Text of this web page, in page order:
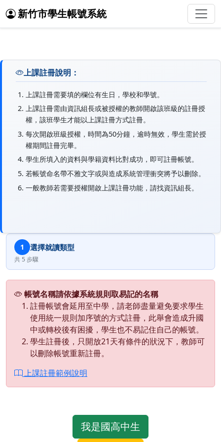
新竹市學生帳號系統
上課註冊說明：
上課註冊需要填的欄位有生日，學校和學號。
上課註冊需由資訊組長或被授權的教師開啟該班級的註冊授
權，該班學生才能以上課註冊方式註冊。
每次開啟班級授權，時間為50分鐘，逾時無效，學生需於授
權期間註冊完畢。
學生所填入的資料與學籍資料比對成功，即可註冊帳號。
若帳號命名帶不雅文字或與造成系統管理衝突將予以刪除。
一般教師若需要授權開啟上課註冊功能，請找資訊組長。
1 選擇就讀類型
共 5 步驟
帳號名稱請依據系統規則取易記的名稱
註冊帳號會延用至中學，請老師盡量避免要求學生
使用統一規則加序號的方式註冊，此舉會造成升國
中或轉校後有困擾，學生也不易記住自己的帳號。
學生註冊後，只開放21天有條件的狀況下，教師可
以刪除帳號重新註冊。
上課註冊範例說明